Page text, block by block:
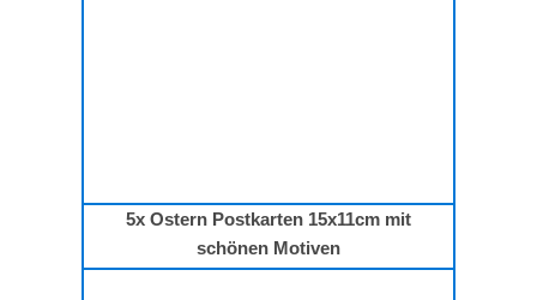
5x Ostern Postkarten 15x11cm mit
schönen Motiven